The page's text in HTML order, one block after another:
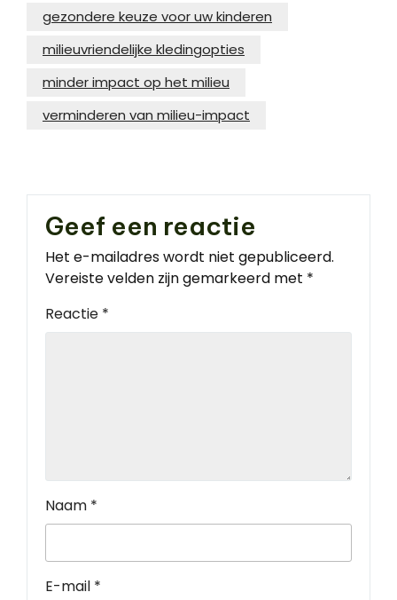
gezondere keuze voor uw kinderen
milieuvriendelijke kledingopties
minder impact op het milieu
verminderen van milieu-impact
Geef een reactie
Het e-mailadres wordt niet gepubliceerd.
Vereiste velden zijn gemarkeerd met *
Reactie *
Naam *
E-mail *